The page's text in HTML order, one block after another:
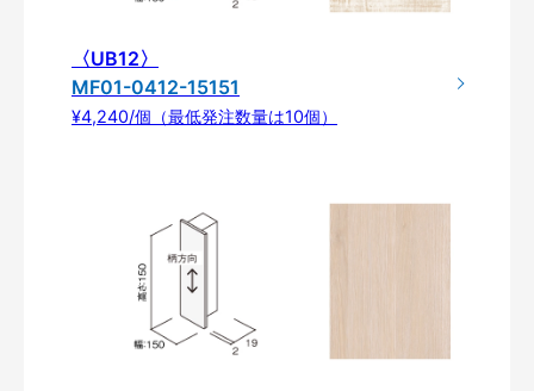
〈UB12〉
MF01-0412-15151
¥4,240/個（最低発注数量は10個）